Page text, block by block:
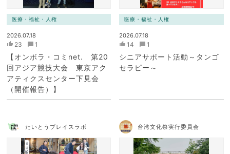
医療・福祉・人権
2026.07.18
23 1
【オンボラ・コミnet. 第20
回アジア競技大会 東京アク
アティクスセンター下見会
（開催報告）】
医療・福祉・人権
2026.07.18
14 1
シニアサポート活動～タンゴ
セラピー～
たいとうプレイスラボ 台湾文化祭実行委員会